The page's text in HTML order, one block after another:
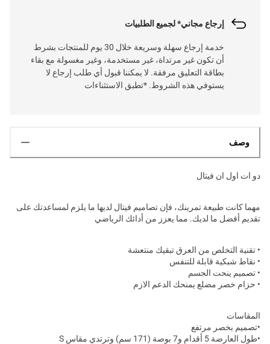
إرجاع مجاني* لجميع الطلبيات
خدمة إرجاع سهلة وسريعة خلال 30 يوم للمنتجات بشرط
أن تكون غير مرتداة، غير مستخدمة، وغير مغسولة مع بقاء
بطاقة التعليق مرفقة. لا يمكننا قبول أي طلب إرجاع لا
يستوفي هذه الشروط. *تطبق الاستثناءات
وصف
دو ات اول ان فيتال
مهما كانت طبيعة تمرينك، فإن تصاميم فيتال لديها ما يلزم لمساعدتك على
تقديم أفضل ما لديك. مما يعزز من أدائك الرياضي
• تقنية التخلص من العرق تبقيك منتعشة
• نقاط شبكية قابلة للتنفس
• تصميم ينحت الجسم
• حزام خصر مضلع يمنحك الدعم الازم
المقاسات
•تصميم بخصر مرتفع
•طول العارضة 5 أقدام و7 بوصة (171 سم) وترتدي مقاس S